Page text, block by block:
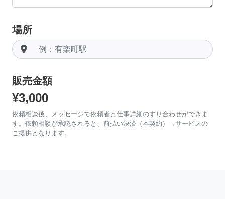
場所
room
販売金額
¥3,000
依頼相談後、メッセージで依頼者と仕事詳細のすり合わせができま
す。依頼相談が承認されると、前払い決済（本契約）→サービスの
ご提供となります。